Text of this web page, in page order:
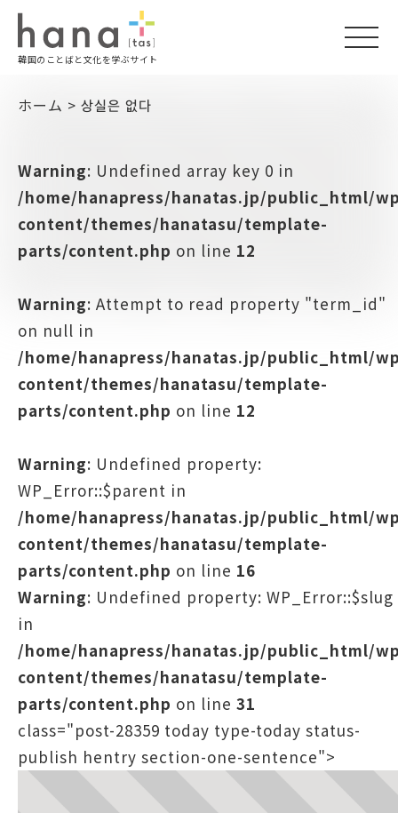
韓国のことばと文化を学ぶサイト
ホーム > 상실은 없다
Warning: Undefined array key 0 in
/home/hanapress/hanatas.jp/public_html/
content/themes/hanatasu/template-
parts/content.php on line 12
Warning: Attempt to read property "term_id"
on null in
/home/hanapress/hanatas.jp/public_html/
content/themes/hanatasu/template-
parts/content.php on line 12
Warning: Undefined property:
WP_Error::$parent in
/home/hanapress/hanatas.jp/public_html/
content/themes/hanatasu/template-
parts/content.php on line 16
Warning: Undefined property: WP_Error::$slug
in
/home/hanapress/hanatas.jp/public_html/
content/themes/hanatasu/template-
parts/content.php on line 31
class="post-28359 today type-today status-
publish hentry section-one-sentence">